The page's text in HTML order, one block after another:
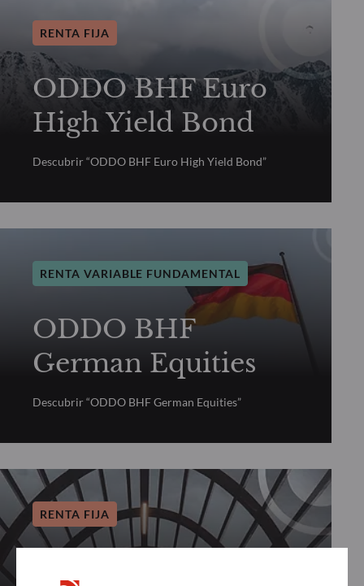
RENTA FIJA
ODDO BHF Euro
High Yield Bond
Descubrir “ODDO BHF Euro High Yield Bond”
RENTA VARIABLE FUNDAMENTAL
ODDO BHF
German Equities
Descubrir “ODDO BHF German Equities”
RENTA FIJA